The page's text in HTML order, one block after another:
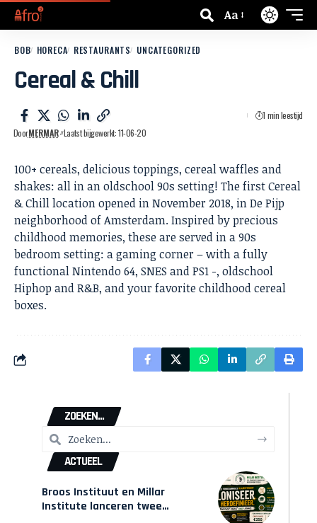
Aa
BOB HORECA RESTAURANTS UNCATEGORIZED
Cereal & Chill
DoorMERMAR Laatst bijgewerkt: 11-06-20
1 min leestijd
100+ cereals, delicious toppings, cereal waffles and
shakes: all in an oldschool 90s setting! The first Cereal
& Chill location opened in November 2018, in De Pijp
neighborhood of Amsterdam. Inspired by precious
childhood memories, these are served in a 90s
bedroom setting: a gaming corner – with a fully
functional Nintendo 64, SNES and PS1 -, oldschool
Hiphop and R&B, and your favorite childhood cereal
boxes.
ZOEKEN...
ACTUEEL
Broos Instituut en Millar
Institute lanceren twee